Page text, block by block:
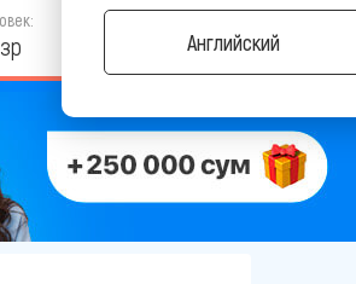
Английский
НАЙТИ